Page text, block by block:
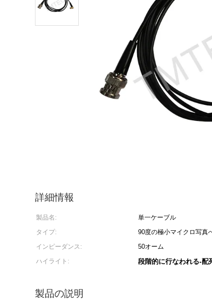
詳細情報
製品名: 単一ケーブル
タイプ:
90度の極小マイクロ写真
インピーダンス:
50オーム
ハイライト:
段階的に行なわれる-配
製品の説明